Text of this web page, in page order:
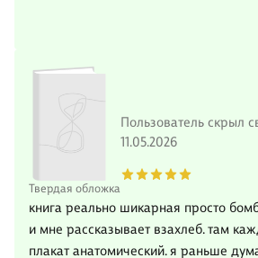
Твердая обложка
Пользователь скрыл
11.05.2026
книга реально шикарная просто
и мне рассказывает взахлеб. там
плакат анатомический. я раньше